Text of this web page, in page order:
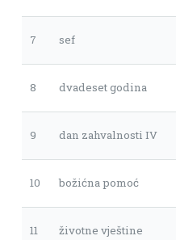
7 sef
8 dvadeset godina
9 dan zahvalnosti IV
10 božićna pomoć
11 životne vještine